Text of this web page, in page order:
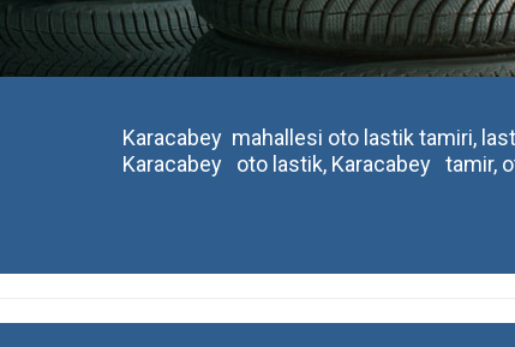
Karacabey mahallesi oto lastik tamiri,
Karacabey oto lastik, Karacabey tamir,